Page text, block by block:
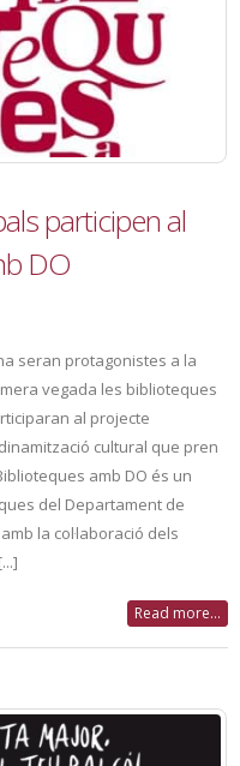
participen al
DO
seran protagonistes a la
vegada les biblioteques
al projecte
cultural que pren
amb DO és un
del Departament de
la col·laboració dels
Read more...